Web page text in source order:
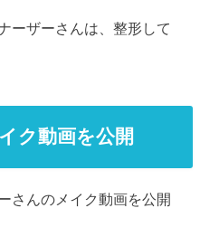
ーザーさんは、整形して
ク動画を公開
さんのメイク動画を公開